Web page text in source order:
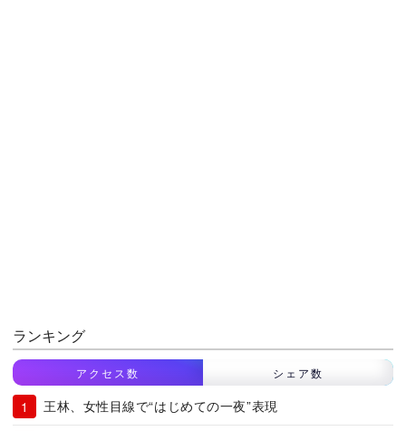
ランキング
アクセス数 シェア数
王林、女性目線で“はじめての一夜”表現